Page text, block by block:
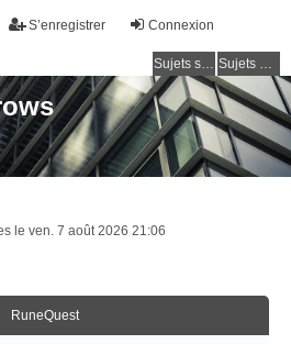
Connexion
S’enregistrer
Sujets sans réponse Sujets actifs
le ven. 7 août 2026 21:06
RuneQuest